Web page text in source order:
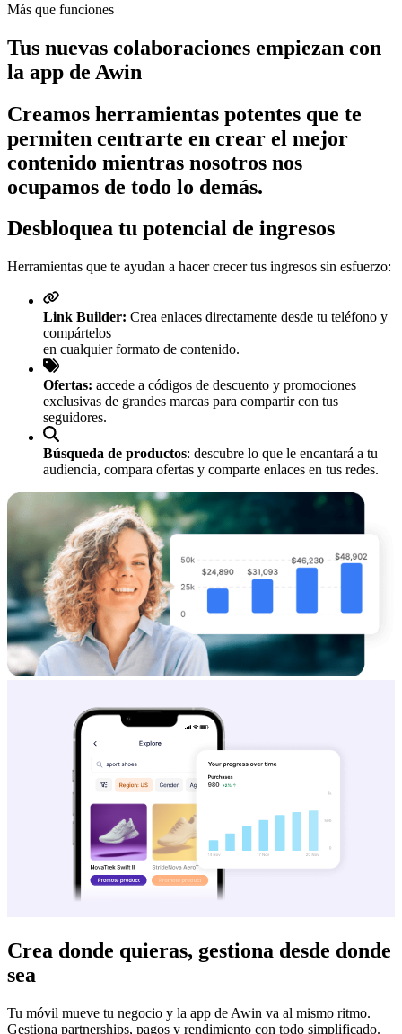
Más que funciones
Tus nuevas colaboraciones empiezan con
la app de Awin
Creamos herramientas potentes que te
permiten centrarte en crear el mejor
contenido mientras nosotros nos
ocupamos de todo lo demás.
Desbloquea tu potencial de ingresos
Herramientas que te ayudan a hacer crecer tus ingresos sin esfuerzo:
Link Builder: Crea enlaces directamente desde tu teléfono y
compártelos
en cualquier formato de contenido.
Ofertas: accede a códigos de descuento y promociones
exclusivas de grandes marcas para compartir con tus
seguidores.
Búsqueda de productos: descubre lo que le encantará a tu
audiencia, compara ofertas y comparte enlaces en tus redes.
Crea donde quieras, gestiona desde donde
sea
Tu móvil mueve tu negocio y la app de Awin va al mismo ritmo.
Gestiona partnerships, pagos y rendimiento con todo simplificado.